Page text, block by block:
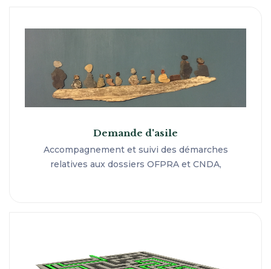
Demande d'asile
Accompagnement et suivi des démarches
relatives aux dossiers OFPRA et CNDA,